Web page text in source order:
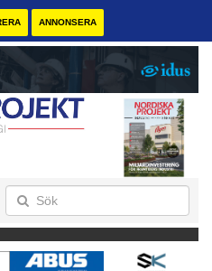
ANNONSERA